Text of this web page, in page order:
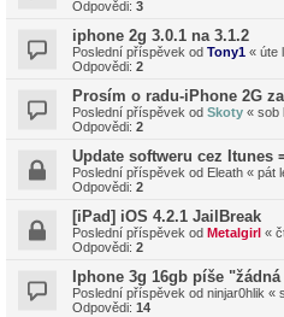
Odpovědi: 3
iphone 2g 3.0.1 na 3.1.2
Poslední příspěvek od Tony1 « úte
Odpovědi: 2
Prosím o radu-iPhone 2G
Poslední příspěvek od Skoty « sob
Odpovědi: 2
Update softweru cez Itunes
Poslední příspěvek od Eleath « pát
Odpovědi: 2
[iPad] iOS 4.2.1 JailBreak
Poslední příspěvek od Metalgirl «
Odpovědi: 2
Iphone 3g 16gb píše
Poslední příspěvek od ninjar0hlik «
Odpovědi: 14